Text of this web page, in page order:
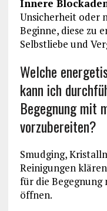
Innere
Unsicherheit oder
Beginne, diese zu
Selbstliebe und
Welche
kann ich
Begegnung mit
vorzubereiten?
Smudging,
Reinigungen
für die Begegnung
öffnen.